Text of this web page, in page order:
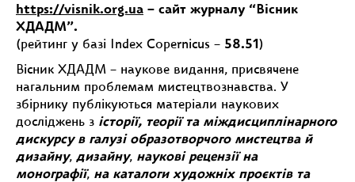
https://visnik.org.ua – сайт журналу “Вісник
ХДАДМ”.
(рейтинг у базі Index Copernicus – 58.51 )
Вісник ХДАДМ – наукове видання, присвячене
нагальним проблемам мистецтвознавства. У
збірнику публікуються матеріали наукових
досліджень з історії, теорії та міждисциплінарного
дискурсу в галузі образотворчого мистецтва й
дизайну, дизайну, наукові рецензії на
монографії, на каталоги художніх проєктів та